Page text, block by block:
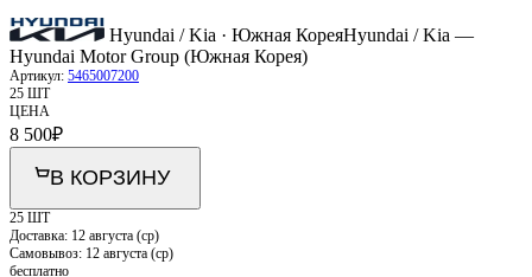
Hyundai / Kia · Южная КореяHyundai / Kia —
Hyundai Motor Group (Южная Корея)
Артикул: 5465007200
25 ШТ
ЦЕНА
8 500₽
В КОРЗИНУ
25 ШТ
Доставка: 12 августа (ср)
Самовывоз: 12 августа (ср)
бесплатно